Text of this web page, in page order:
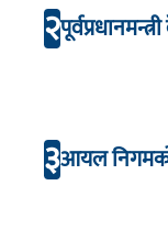
२
३आयल निगमको